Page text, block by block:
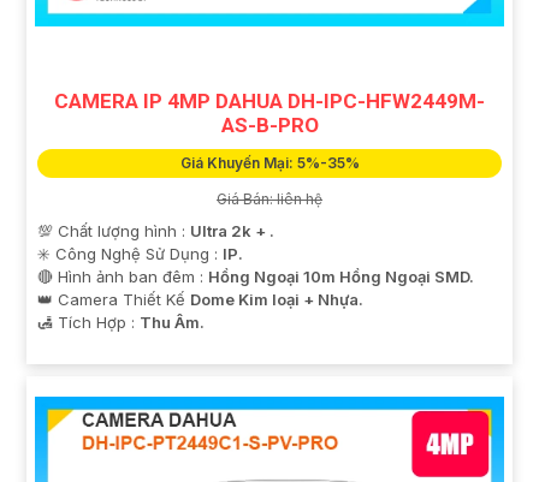
CAMERA IP 4MP DAHUA DH-IPC-HFW2449M-
AS-B-PRO
Giá Khuyến Mại: 5%-35%
Giá Bán: liên hệ
💯 Chất lượng hình : Ultra 2k + .
✳️ Công Nghệ Sử Dụng : IP.
🔴 Hình ảnh ban đêm : Hồng Ngoại 10m Hồng Ngoại SMD.
👑 Camera Thiết Kế Dome Kim loại + Nhựa.
️🛃 Tích Hợp : Thu Âm.